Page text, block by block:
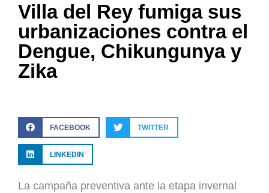
Villa del Rey fumiga sus
urbanizaciones contra el
Dengue, Chikungunya y
Zika
FACEBOOK TWITTER
LINKEDIN
La campaña preventiva ante la etapa invernal